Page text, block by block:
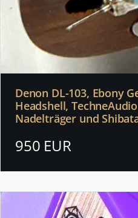
Denon DL-103, Ebony
Headshell,
Nadelträger und
950 EUR